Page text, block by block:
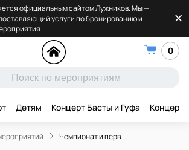
официальным сайтом Лужников. Мы —
услуги по бронированию и
0
Детям Концерт Басты и Гуфа Концерт
Чемпионат и перв...